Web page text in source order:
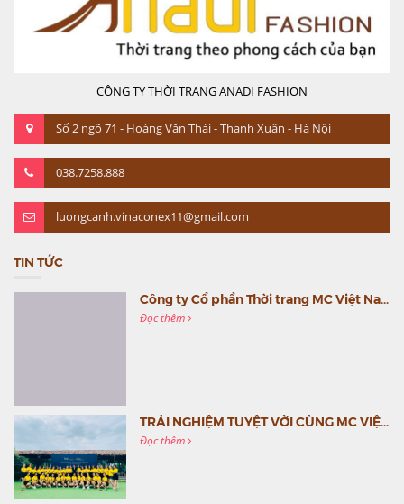
CÔNG TY THỜI TRANG ANADI FASHION
Số 2 ngõ 71 - Hoàng Văn Thái - Thanh Xuân - Hà Nội
038.7258.888
luongcanh.vinaconex11@gmail.com
TIN TỨC
Công ty Cổ phần Thời trang MC Việt Nam (MC Fashion) tổ chức Gala mừng sinh nhật lần thứ 9
Đọc thêm
TRẢI NGHIỆM TUYỆT VỜI CÙNG MC VIỆT NAM
Đọc thêm